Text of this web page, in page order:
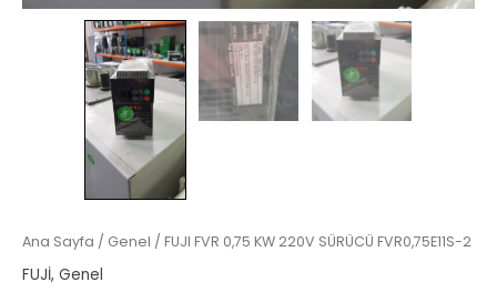
Ana Sayfa / Genel / FUJI FVR 0,75 KW 220V SÜRÜCÜ FVR0,75E11S-2
FUJİ, Genel